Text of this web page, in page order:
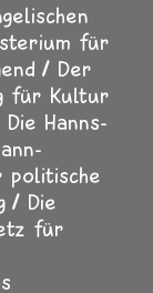
für
Der
für Kultur
Die Hanns-
politische
Die
für